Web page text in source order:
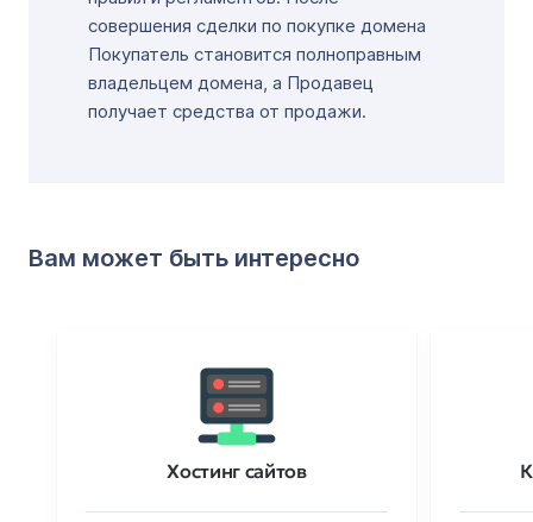
совершения сделки по покупке домена
Покупатель становится полноправным
владельцем домена, а Продавец
получает средства от продажи.
Вам может быть интересно
Хостинг сайтов